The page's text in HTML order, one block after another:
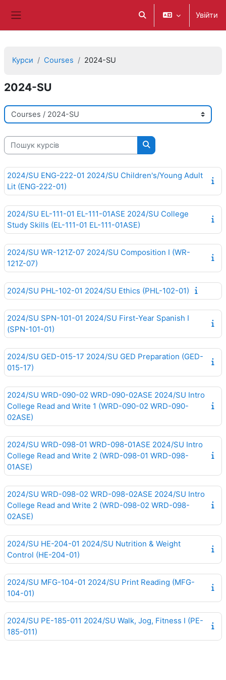
Переключити Увійти
Курси Courses 2024-SU
2024-SU
Категорії курсів
Пошук курсів
Пошук курсів
2024/SU ENG-222-01 2024/SU Children's/Young Adult
Lit (ENG-222-01)
2024/SU EL-111-01 EL-111-01ASE 2024/SU College
Study Skills (EL-111-01 EL-111-01ASE)
2024/SU WR-121Z-07 2024/SU Composition I (WR-
121Z-07)
2024/SU PHL-102-01 2024/SU Ethics (PHL-102-01)
2024/SU SPN-101-01 2024/SU First-Year Spanish I
(SPN-101-01)
2024/SU GED-015-17 2024/SU GED Preparation (GED-
015-17)
2024/SU WRD-090-02 WRD-090-02ASE 2024/SU Intro
College Read and Write 1 (WRD-090-02 WRD-090-
02ASE)
2024/SU WRD-098-01 WRD-098-01ASE 2024/SU Intro
College Read and Write 2 (WRD-098-01 WRD-098-
01ASE)
2024/SU WRD-098-02 WRD-098-02ASE 2024/SU Intro
College Read and Write 2 (WRD-098-02 WRD-098-
02ASE)
2024/SU HE-204-01 2024/SU Nutrition & Weight
Control (HE-204-01)
2024/SU MFG-104-01 2024/SU Print Reading (MFG-
104-01)
2024/SU PE-185-011 2024/SU Walk, Jog, Fitness I (PE-
185-011)